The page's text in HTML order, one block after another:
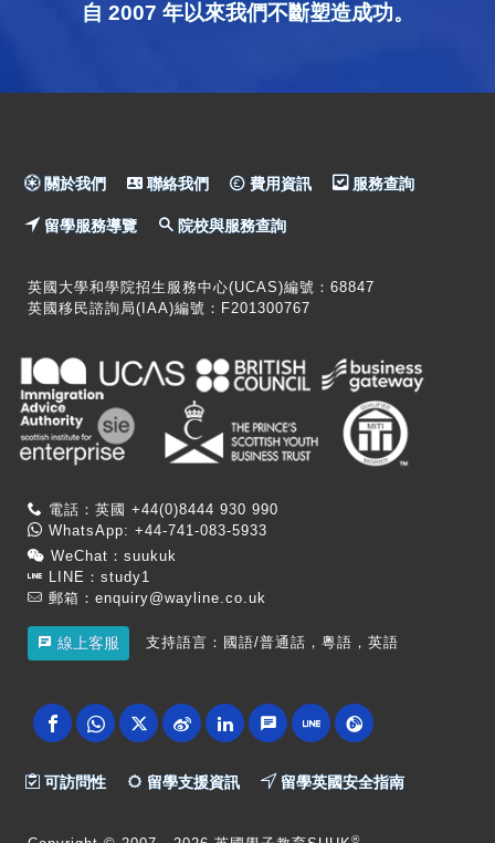
自 2007 年以來我們不斷塑造成功。
關於我們 聯絡我們 費用資訊 服務查詢
留學服務導覽 院校與服務查詢
英國大學和學院招生服務中心(UCAS)編號：68847
英國移民諮詢局(IAA)編號：F201300767
電話：英國 +44(0)8444 930 990
WhatsApp: +44-741-083-5933
WeChat：suukuk
LINE：study1
郵箱： enquiry@wayline.co.uk
線上客服 支持語言：國語/普通話，粵語，英語
可訪問性 留學支援資訊 留學英國安全指南
®